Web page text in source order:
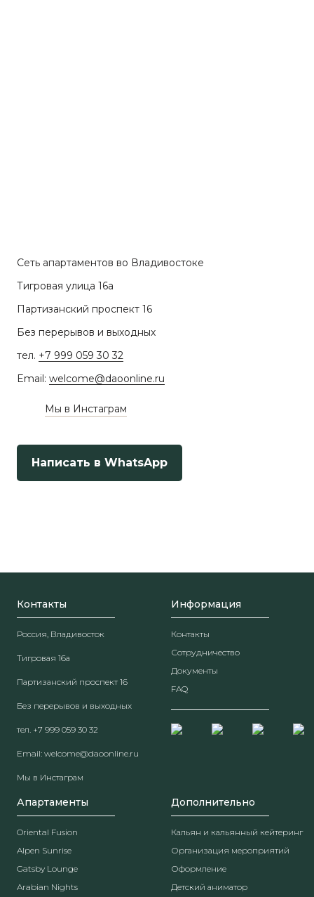
Сеть апартаментов во Владивостоке
Тигровая улица 16а
Партизанский проспект 16
Без перерывов и выходных
тел. +7 999 059 30 32
Email: welcome@daoonline.ru
Мы в Инстаграм
Написать в WhatsApp
Контакты
Россия, Владивосток
Тигровая 16а
Партизанский проспект 16
Без перерывов и выходных
тел. +7 999 059 30 32
Email: welcome@daoonline.ru
Мы в Инстаграм
Информация
Контакты
Сотрудничество
Документы
FAQ
Апартаменты
Oriental Fusion
Alpen Sunrise
Gatsby Lounge
Arabian Nights
Дополнительно
Кальян и кальянный кейтеринг
Организация мероприятий
Оформление
Детский аниматор